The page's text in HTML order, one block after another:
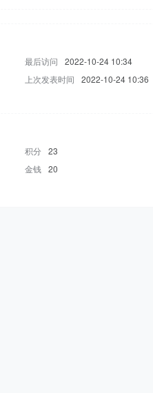
最后访问
2022-10-24 10:34
上次发表时间
2022-10-24 10:36
积分 23
金钱 20